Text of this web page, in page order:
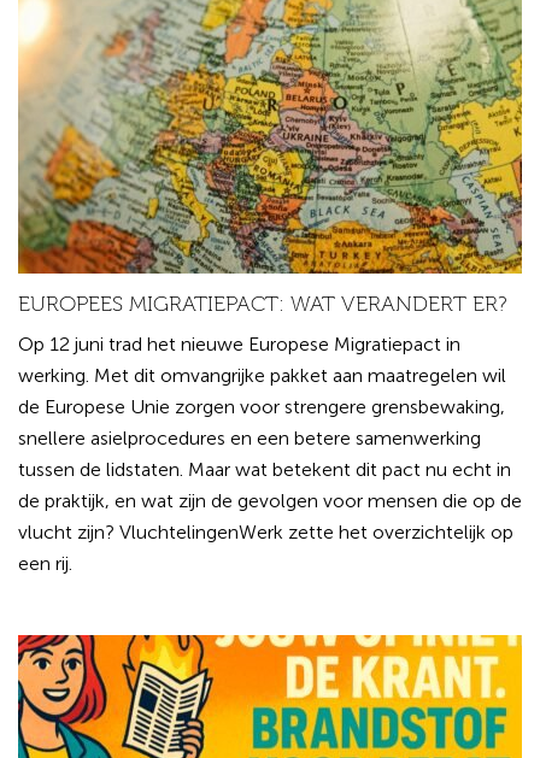
EUROPEES MIGRATIEPACT: WAT VERANDERT ER?
Op 12 juni trad het nieuwe Europese Migratiepact in
werking. Met dit omvangrijke pakket aan maatregelen wil
de Europese Unie zorgen voor strengere grensbewaking,
snellere asielprocedures en een betere samenwerking
tussen de lidstaten. Maar wat betekent dit pact nu echt in
de praktijk, en wat zijn de gevolgen voor mensen die op de
vlucht zijn? VluchtelingenWerk zette het overzichtelijk op
een rij.